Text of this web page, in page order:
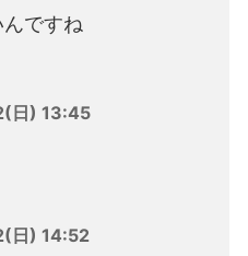
ですね
日) 13:45
日) 14:52